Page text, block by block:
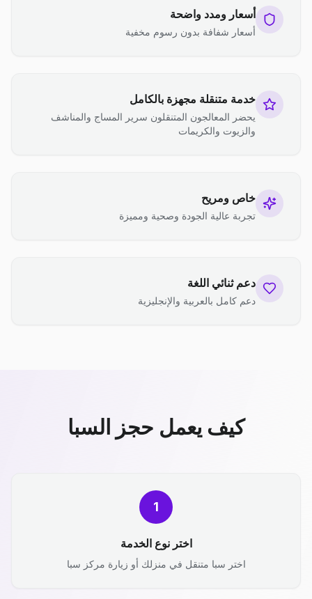
أسعار ومدد واضحة
أسعار شفافة بدون رسوم مخفية
خدمة متنقلة مجهزة بالكامل
يحضر المعالجون المتنقلون سرير المساج والمناشف
والزيوت والكريمات
خاص ومريح
تجربة عالية الجودة وصحية ومميزة
دعم ثنائي اللغة
دعم كامل بالعربية والإنجليزية
كيف يعمل حجز السبا
1
اختر نوع الخدمة
اختر سبا متنقل في منزلك أو زيارة مركز سبا